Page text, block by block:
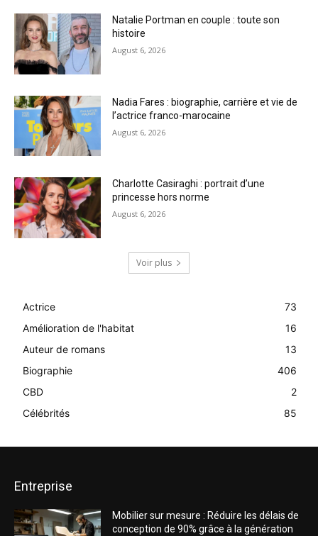
Natalie Portman en couple : toute son
histoire
August 6, 2026
Nadia Fares : biographie, carrière et vie de
l’actrice franco-marocaine
August 6, 2026
Charlotte Casiraghi : portrait d’une
princesse hors norme
August 6, 2026
Voir plus
Actrice
73
Amélioration de l'habitat
16
Auteur de romans
13
Biographie
406
CBD
2
Célébrités
85
Entreprise
Mobilier sur mesure : Réduire les délais de
conception de 90% grâce à la génération